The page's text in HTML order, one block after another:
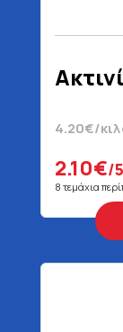
4.20€/
2.10€/
8 τεμάχια